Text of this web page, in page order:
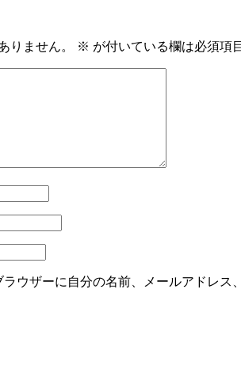
りません。 ※ が付いている欄は必須項
ウザーに自分の名前、メールアドレス